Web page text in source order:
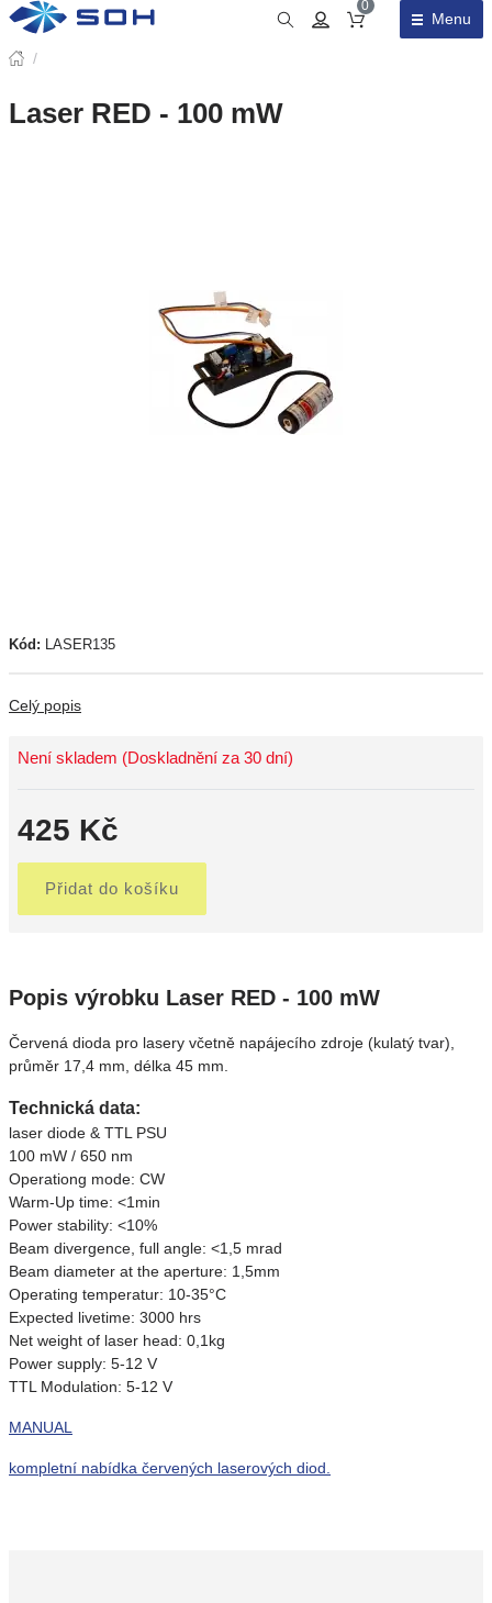
Obsah košíku
0
Menu
/
Laser RED - 100 mW
Kód: LASER135
Celý popis
Není skladem (Doskladnění za 30 dní)
425 Kč
Přidat do košíku
Popis výrobku Laser RED - 100 mW
Červená dioda pro lasery včetně napájecího zdroje (kulatý tvar),
průměr 17,4 mm, délka 45 mm.
Technická data:
laser diode & TTL PSU
100 mW / 650 nm
Operationg mode: CW
Warm-Up time: <1min
Power stability: <10%
Beam divergence, full angle: <1,5 mrad
Beam diameter at the aperture: 1,5mm
Operating temperatur: 10-35°C
Expected livetime: 3000 hrs
Net weight of laser head: 0,1kg
Power supply: 5-12 V
TTL Modulation: 5-12 V
MANUAL
kompletní nabídka červených laserových diod.